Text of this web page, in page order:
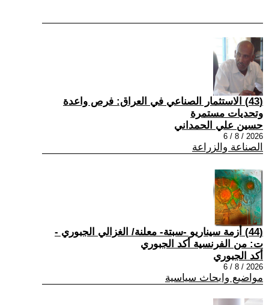
(43) الاستثمار الصناعي في العراق: فرص واعدة
وتحديات مستمرة
حسين علي الحمداني
2026 / 8 / 6
الصناعة والزراعة
(44) أزمة سيناريو -سبتة- معلنة/ الغزالي الجبوري -
ت: من الفرنسية أكد الجبوري
أكد الجبوري
2026 / 8 / 6
مواضيع وابحاث سياسية